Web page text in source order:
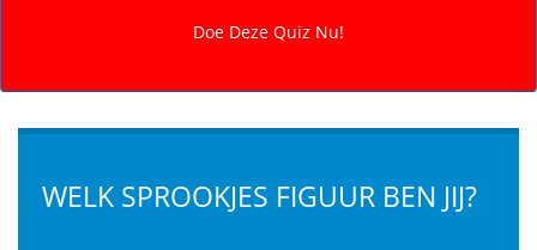
WELK SPROOKJES FIGUUR BEN JIJ?